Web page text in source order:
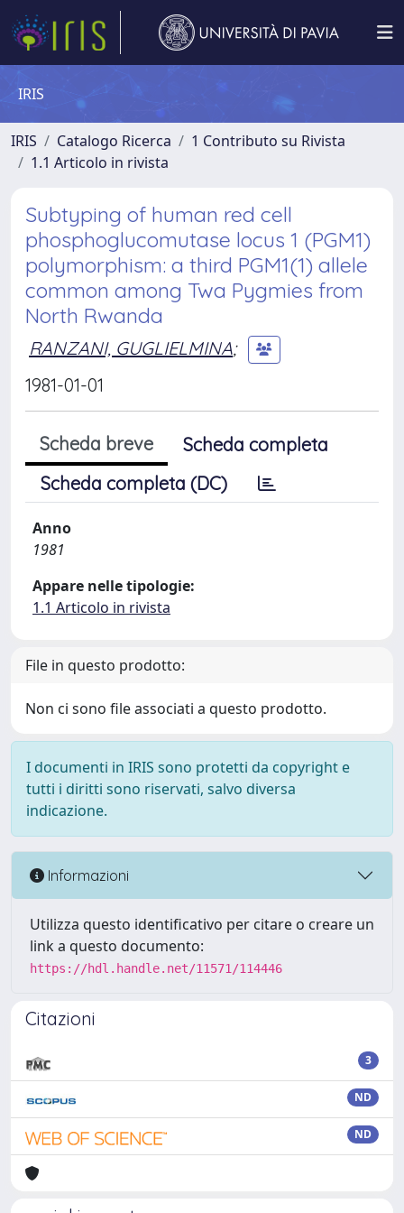
IRIS
IRIS Catalogo Ricerca
1 Contributo su Rivista
1.1 Articolo in rivista
Subtyping of human red cell
phosphoglucomutase locus 1 (PGM1)
polymorphism: a third PGM1(1) allele
common among Twa Pygmies from
North Rwanda
RANZANI, GUGLIELMINA;
1981-01-01
Scheda breve
Scheda completa
Scheda completa (DC)
Anno
1981
Appare nelle tipologie:
1.1 Articolo in rivista
File in questo prodotto:
Non ci sono file associati a questo prodotto.
I documenti in IRIS sono protetti da copyright e
tutti i diritti sono riservati, salvo diversa
indicazione.
Informazioni
Utilizza questo identificativo per citare o creare un
link a questo documento:
https://hdl.handle.net/11571/114446
Citazioni
3
ND
ND